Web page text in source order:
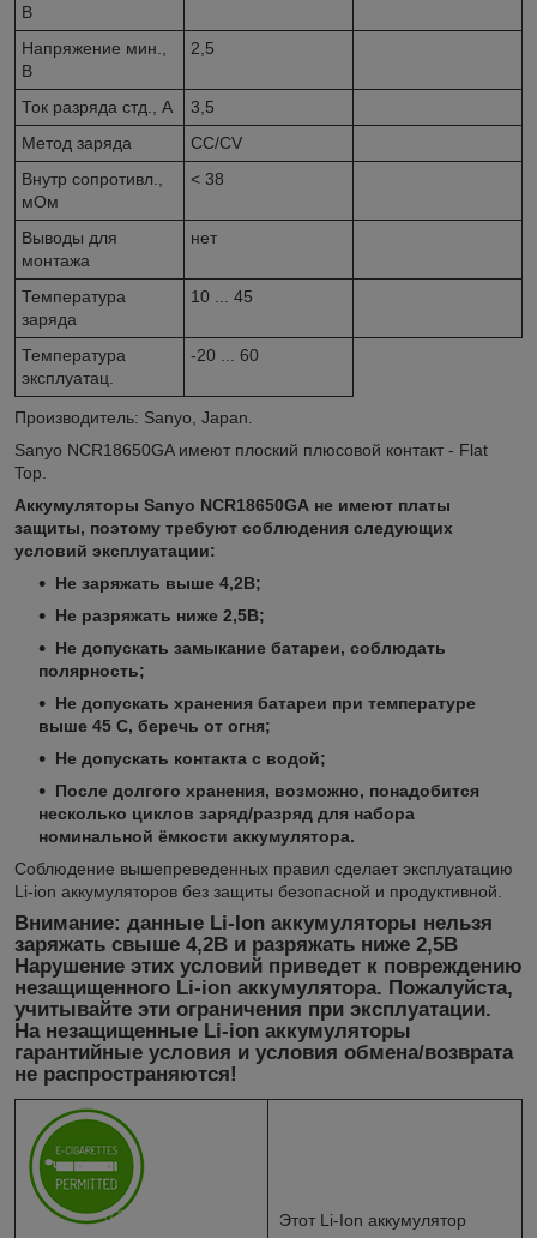
В
Напряжение мин.,
В
2,5
Ток разряда стд., А
3,5
Метод заряда
CC/CV
Внутр сопротивл.,
мОм
< 38
Выводы для
монтажа
нет
Температура
заряда
10 ... 45
Температура
эксплуатац.
-20 ... 60
Производитель: Sanyo, Japan.
Sanyo NCR18650GA имеют плоский плюсовой контакт - Flat
Top.
Аккумуляторы Sanyo NCR18650GA не имеют платы
защиты, поэтому требуют соблюдения следующих
условий эксплуатации:
Не заряжать выше 4,2В;
Не разряжать ниже 2,5В;
Не допускать замыкание батареи, соблюдать
полярность;
Не допускать хранения батареи при температуре
выше 45 С, беречь от огня;
Не допускать контакта с водой;
После долгого хранения, возможно, понадобится
несколько циклов заряд/разряд для набора
номинальной ёмкости аккумулятора.
Соблюдение вышепреведенных правил сделает эксплуатацию
Li-ion аккумуляторов без защиты безопасной и продуктивной.
Внимание: данные Li-Ion аккумуляторы нельзя
заряжать свыше 4,2В и разряжать ниже 2,5В
Нарушение этих условий приведет к повреждению
незащищенного Li-ion аккумулятора. Пожалуйста,
учитывайте эти ограничения при эксплуатации.
На незащищенные Li-ion аккумуляторы
гарантийные условия и условия обмена/возврата
не распространяются!
Этот Li-Ion аккумулятор